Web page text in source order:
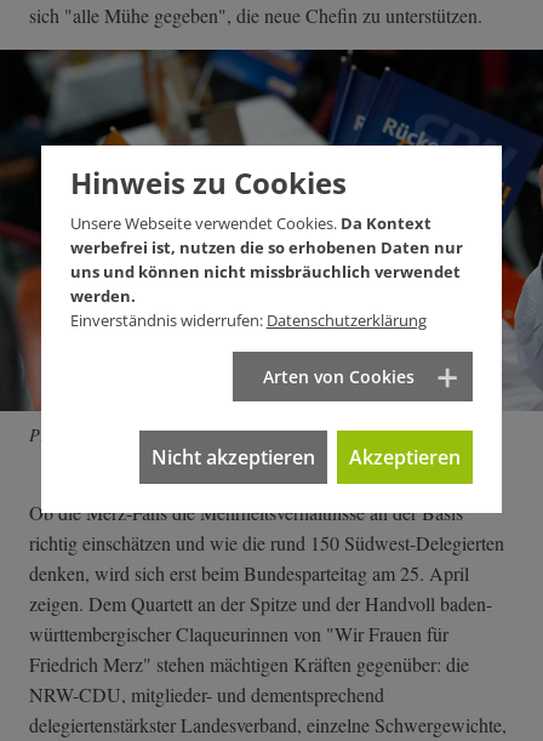
sich "alle Mühe gegeben", die neue Chefin zu unterstützen.
Prost, Zukunft.
Ob die Merz-Fans die Mehrheitsverhältnisse an der Basis
richtig einschätzen und wie die rund 150 Südwest-Delegierten
denken, wird sich erst beim Bundesparteitag am 25. April
zeigen. Dem Quartett an der Spitze und der Handvoll baden-
württembergischer Claqueurinnen von "Wir Frauen für
Friedrich Merz" stehen mächtigen Kräften gegenüber: die
NRW-CDU, mitglieder- und dementsprechend
delegiertenstärkster Landesverband, einzelne Schwergewichte,
Hinweis zu Cookies
Unsere Webseite verwendet Cookies. Da Kontext
werbefrei ist, nutzen die so erhobenen Daten nur
uns und können nicht missbräuchlich verwendet
werden.
Einverständnis widerrufen: Datenschutzerklärung
Arten von Cookies
Nicht akzeptieren Akzeptieren